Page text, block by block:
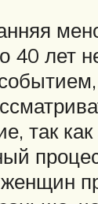
40 лет
так как